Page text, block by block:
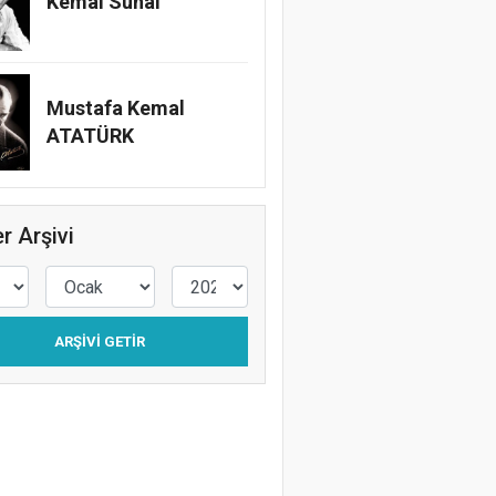
Mustafa Kemal
ATATÜRK
Arşivi
ARŞIVI GETIR